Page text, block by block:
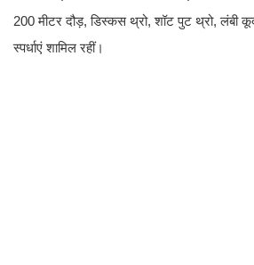
200 मीटर दौड़, डिस्कस थ्रो, शॉट पुट थ्रो, लंबी
स्पर्धाएं शामिल रहीं।